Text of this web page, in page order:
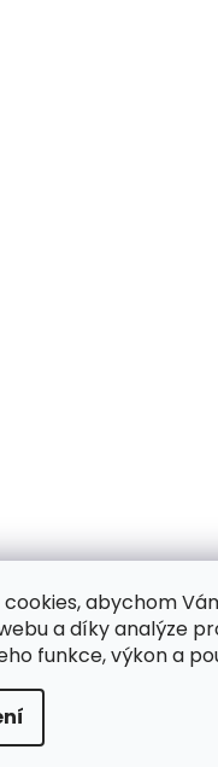
abychom
a díky analýze
funkce, výkon a